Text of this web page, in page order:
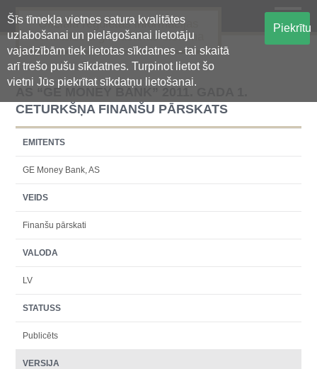
Šīs tīmekļa vietnes satura kvalitātes
uzlabošanai un pielāgošanai lietotāju
vajadzībām tiek lietotas sīkdatnes - tai skaitā
arī trešo pušu sīkdatnes. Turpinot lietot šo
vietni Jūs piekrītat sīkdatņu lietošanai.
Piekrītu
Oficiālā regulētās informācijas
centralizētā glabāšanas sistēma
AS “GE MONEY BANK” 2011. GADA 1.
CETURKŠŅA FINANŠU PĀRSKATS
EMITENTS
GE Money Bank, AS
VEIDS
Finanšu pārskati
VALODA
LV
STATUSS
Publicēts
VERSIJA